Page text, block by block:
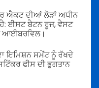
ਐਕਟ ਦੀਆਂ ਲੋੜਾਂ ਅਧੀਨ
ਈਸਟ ਬੈਟਨ ਰੂਜ, ਵੈਸਟ
ਆਈਬਰਵਿਲ।
ਇਮਿਸ਼ਨ ਸਮੇਂਟ ਨੂੰ ਰੱਖਦੇ
ਫੀਸ ਦੀ ਭੁਗਤਾਨ